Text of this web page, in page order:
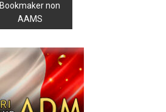
Bookmaker non
AAMS